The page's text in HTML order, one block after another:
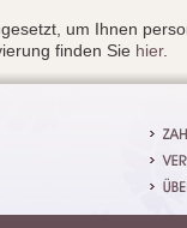
um Ihnen
finden Sie hier.